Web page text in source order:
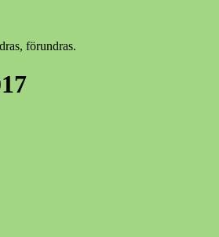
förundras.